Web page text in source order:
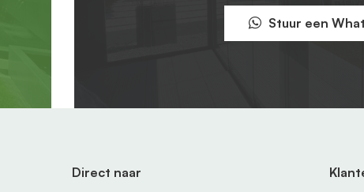
Stuur een
Direct naar